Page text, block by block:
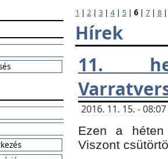
1 | 2 | 3 | 4| 5 | 6 | 7 | 8
Hírek
11.
2016. 11. 15. -
Ezen a héten
Viszont